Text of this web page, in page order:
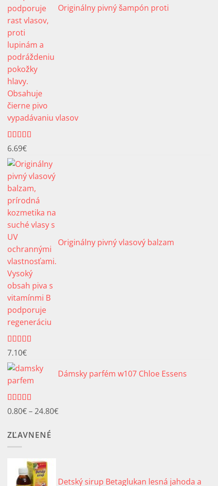
Originálny pivný šampón proti
vypadávaniu vlasov
Hodnotenie
4.91 z 5
6.69€
Originálny pivný vlasový balzam
Hodnotenie
5.00z 5
7.10€
Dámsky parfém w107 Chloe Essens
Hodnotenie
5.00z 5
0.80€–24.80€Price
ZĽAVNENÉ
Detský sirup Betaglukan lesná jahoda a